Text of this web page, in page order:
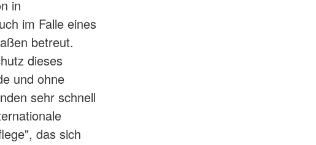
in
im Falle eines
betreut.
dieses
und ohne
sehr schnell
das sich